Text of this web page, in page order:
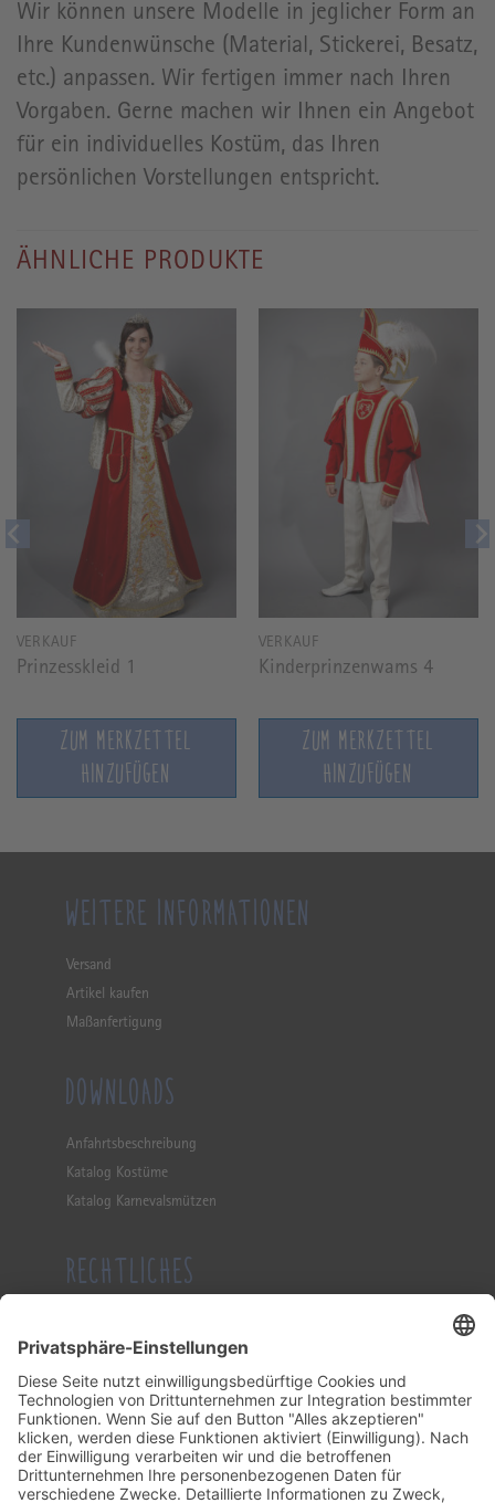
Wir können unsere Modelle in jeglicher Form an
Ihre Kundenwünsche (Material, Stickerei, Besatz,
etc.) anpassen. Wir fertigen immer nach Ihren
Vorgaben. Gerne machen wir Ihnen ein Angebot
für ein individuelles Kostüm, das Ihren
persönlichen Vorstellungen entspricht.
ÄHNLICHE PRODUKTE
VERKAUF
Prinzesskleid 1
ZUM MERKZETTEL
HINZUFÜGEN
VERKAUF
Kinderprinzenwams 4
ZUM MERKZETTEL
HINZUFÜGEN
WEITERE INFORMATIONEN
Versand
Artikel kaufen
Maßanfertigung
DOWNLOADS
Anfahrtsbeschreibung
Katalog Kostüme
Katalog Karnevalsmützen
RECHTLICHES
Datenschutzerklärung
Allgemeine Geschäftsbedingung
KONTAKT